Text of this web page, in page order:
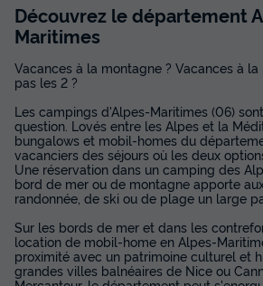
Découvrez le département
Maritimes
Vacances à la montagne ? Vacances à
pas les 2 ?
Les campings d'Alpes-Maritimes (06)
question. Lovés entre les Alpes et la
bungalows et mobil-homes du
vacanciers des séjours où les deux
Une réservation dans un camping des
bord de mer ou de montagne apporte
randonnée, de ski ou de plage un large
Sur les bords de mer et dans les
location de mobil-home en Alpes-
proximité avec un patrimoine culturel et
grandes villes balnéaires de Nice ou